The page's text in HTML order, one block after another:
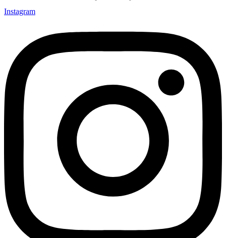
Instagram